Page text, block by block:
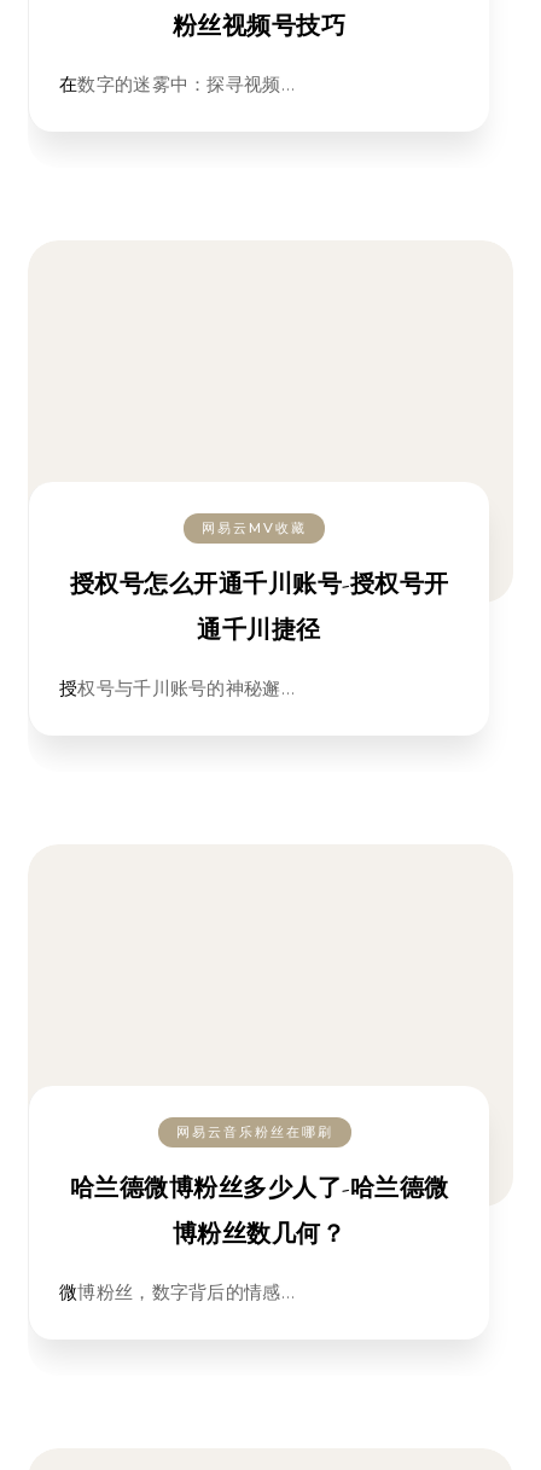
粉丝视频号技巧
在数字的迷雾中：探寻视频…
网易云MV收藏
授权号怎么开通千川账号-授权号开
通千川捷径
授权号与千川账号的神秘邂…
网易云音乐粉丝在哪刷
哈兰德微博粉丝多少人了-哈兰德微
博粉丝数几何？
微博粉丝，数字背后的情感…